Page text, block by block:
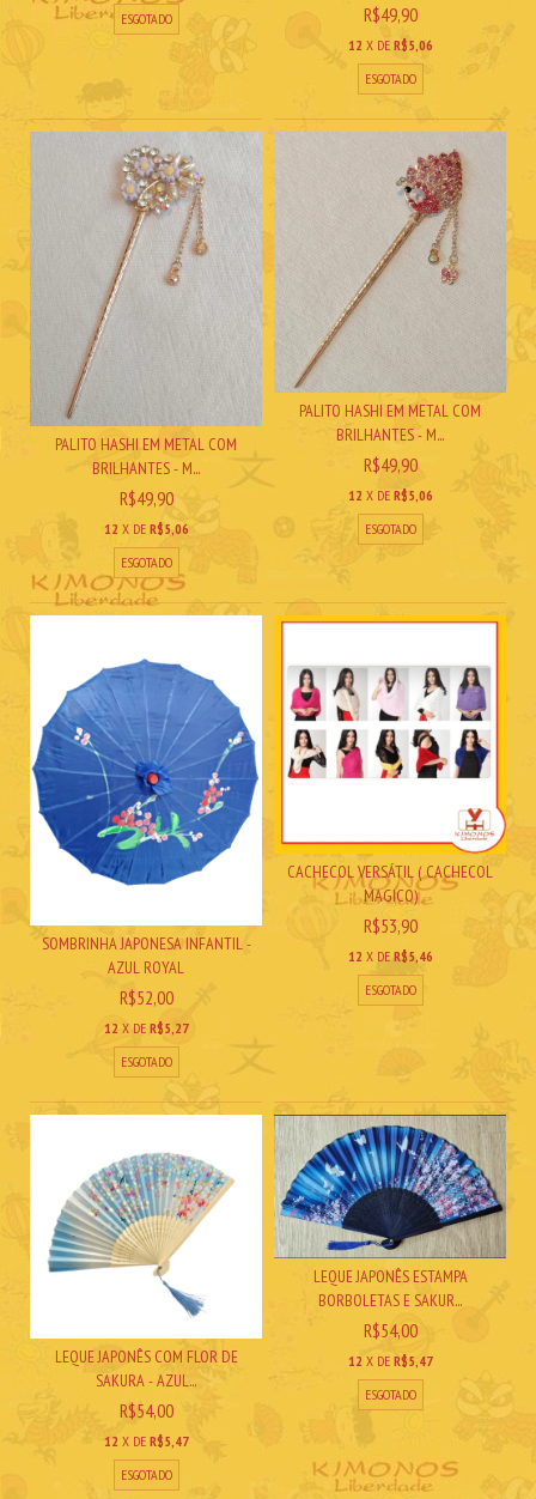
ESGOTADO R$49,90
12 X DE R$5,06
ESGOTADO
PALITO HASHI EM METAL COM
BRILHANTES - M...
R$49,90
12 X DE R$5,06
ESGOTADO
PALITO HASHI EM METAL COM
BRILHANTES - M...
R$49,90
12 X DE R$5,06
ESGOTADO
SOMBRINHA JAPONESA INFANTIL -
AZUL ROYAL
R$52,00
12 X DE R$5,27
ESGOTADO
CACHECOL VERSÁTIL ( CACHECOL
MAGICO)
R$53,90
12 X DE R$5,46
ESGOTADO
LEQUE JAPONÊS COM FLOR DE
SAKURA - AZUL...
R$54,00
12 X DE R$5,47
ESGOTADO
LEQUE JAPONÊS ESTAMPA
BORBOLETAS E SAKUR...
R$54,00
12 X DE R$5,47
ESGOTADO